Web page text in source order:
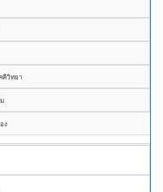
คีวิทยา
ง